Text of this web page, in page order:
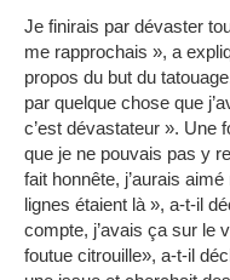
Je finirais par dévaster
me rapprochais », a
propos du but du
par quelque chose que
c’est dévastateur ». Une
que je ne pouvais pas y
fait honnête, j’aurais
lignes étaient là », a-t-il
compte, j’avais ça sur le
foutue citrouille», a-t-il